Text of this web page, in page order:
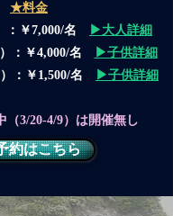
★料金
：￥7,000/名
▶大人詳細
：￥4,000/名
▶子供詳細
：￥1,500/名
▶子供詳細
3/20-4/9）は開催無し
約はこちら